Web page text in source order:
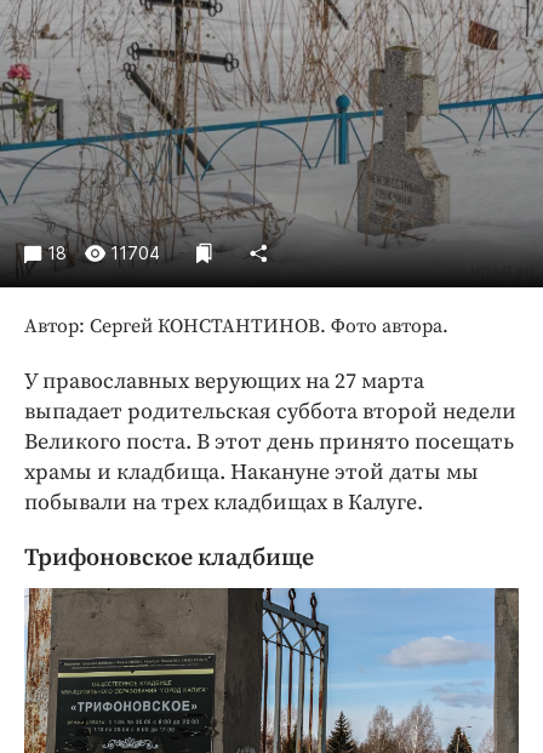
Недвижимость и ЖКХ
Образование
Общество
Погода
Праздники
Происшествия
Спорт
Экономика и бизнес
ПРОЕКТЫ
Издания
Медиаперсона
Интересное чтиво
Клиника года
Бренд года
Работодатель года
18 11704
Автор: Сергей КОНСТАНТИНОВ. Фото автора.
У православных верующих на 27 марта
выпадает родительская суббота второй недели
Великого поста. В этот день принято посещать
храмы и кладбища. Накануне этой даты мы
побывали на трех кладбищах в Калуге.
Трифоновское кладбище